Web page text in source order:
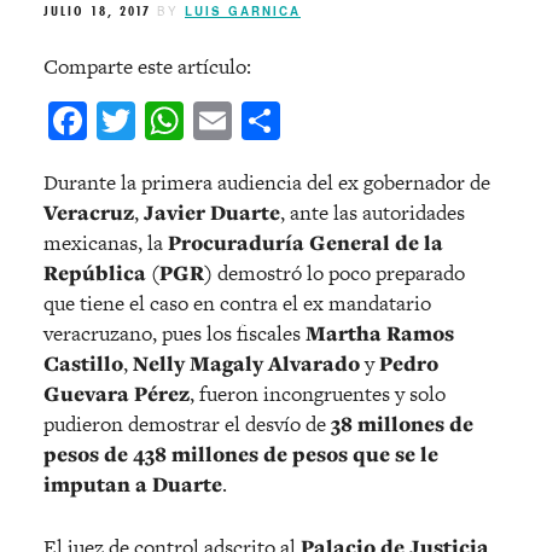
JULIO 18, 2017 BY LUIS GARNICA
Comparte este artículo:
Facebook
Twitter
WhatsApp
Email
Durante la primera audiencia del ex gobernador de
Veracruz,Javier Duarte, ante las autoridades
mexicanas, laProcuraduría General de la
República (PGR) demostró lo poco preparado
que tiene el caso en contra el ex mandatario
veracruzano, pues los fiscalesMartha Ramos
Castillo,Nelly Magaly AlvaradoyPedro
Guevara Pérez, fueron incongruentes y solo
pudieron demostrar el desvío de38 millones de
pesos de 438 millones de pesos que se le
imputan a Duarte.